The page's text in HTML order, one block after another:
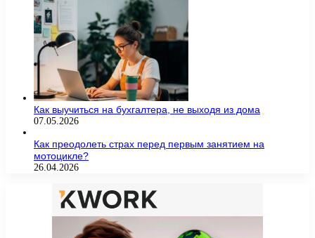
Как выучиться на бухгалтера, не выходя из дома
07.05.2026
Как преодолеть страх перед первым занятием на
мотоцикле?
26.04.2026